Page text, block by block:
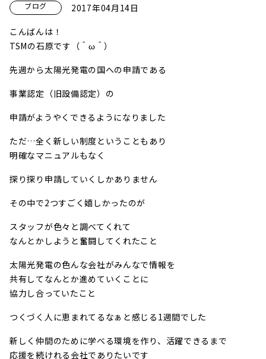
ブログ
2017年04月14日
こんばんは！
TSMの石原です（＾ω＾）
先週から太陽光発電の国への申請である
事業認定（旧設備認定）の
申請がようやくできるようになりました
ただ…全く新しい制度ということもあり
明確なマニュアルもなく
探り探り申請していくしかありません
その中で2つすごく嬉しかったのが
スタッフが色々と調べてくれて
なんとかしようと奮闘してくれたこと
太陽光発電の色んな会社がみんなで情報を
共有してなんとか進めていくことに
協力し合っていたこと
つくづく人に恵まれてるなぁと感じる1週間でした
新しく仲間のために学べる環境を作り、活躍できるまで
応援を続けれる会社でありたいです